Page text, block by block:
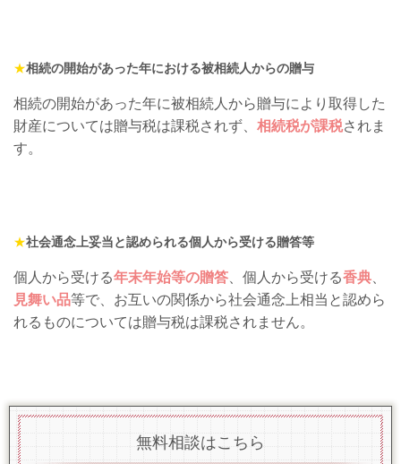
★相続の開始があった年における被相続人からの贈与
相続の開始があった年に被相続人から贈与により取得した
財産については贈与税は課税されず、 相続税が課税されま
す。
★社会通念上妥当と認められる個人から受ける贈答等
個人から受ける年末年始等の贈答 、個人から受ける香典
見舞い品等で、お互いの関係から社会通念上相当と認めら
れるものについては贈与税は課税されません。
無料相談はこちら